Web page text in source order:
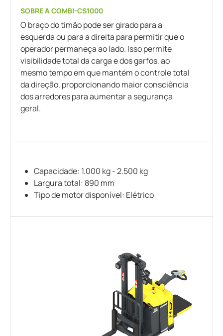
SOBRE A COMBI-CS1000
O braço do timão pode ser girado para a
esquerda ou para a direita para permitir que o
operador permaneça ao lado. Isso permite
visibilidade total da carga e dos garfos, ao
mesmo tempo em que mantém o controle total
da direção, proporcionando maior consciência
dos arredores para aumentar a segurança
geral.
Capacidade: 1.000 kg - 2.500 kg
Largura total: 890 mm
Tipo de motor disponível: Elétrico